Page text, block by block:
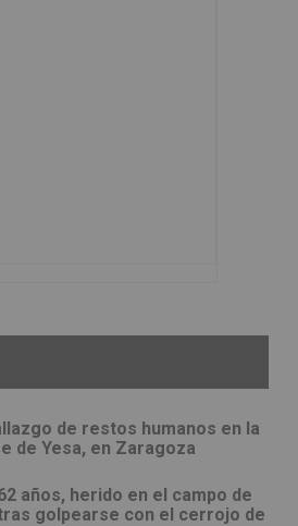
de restos humanos en la
de Yesa, en Zaragoza
años, herido en el campo de
golpearse con el cerrojo de